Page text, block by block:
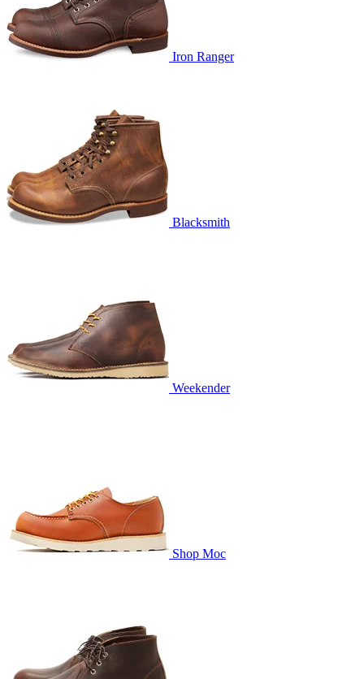
Iron Ranger
Blacksmith
Weekender
Shop Moc